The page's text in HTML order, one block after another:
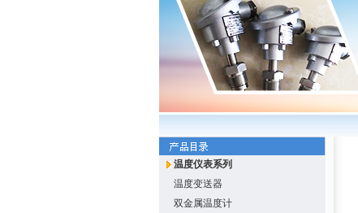
温度仪表系列
温度变送器
双金属温度计